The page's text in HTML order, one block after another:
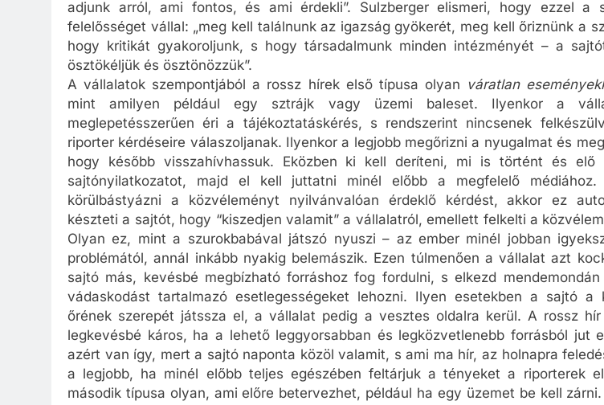
adjunk arról, ami fontos, és ami érdekli”. Sulzberger elismeri, hogy ezzel a
felelősséget vállal: „meg kell találnunk az igazság gyökerét, meg kell őriznünk a
hogy kritikát gyakoroljunk, s hogy társadalmunk minden intézményét – a
ösztökéljük és ösztönözzük”.
A vállalatok szempontjából a rossz hírek első típusa olyan váratlan
mint amilyen például egy sztrájk vagy üzemi baleset. Ilyenkor a
meglepetésszerűen éri a tájékoztatáskérés, s rendszerint nincsenek
riporter kérdéseire válaszoljanak. Ilyenkor a legjobb megőrizni a nyugalmat és
hogy később visszahívhassuk. Eközben ki kell deríteni, mi is történt és elő
sajtónyilatkozatot, majd el kell juttatni minél előbb a megfelelő médiához.
körülbástyázni a közvéleményt nyilvánvalóan érdeklő kérdést, akkor ez
készteti a sajtót, hogy “kiszedjen valamit” a vállalatról, emellett felkelti a
Olyan ez, mint a szurokbabával játszó nyuszi – az ember minél jobban
problémától, annál inkább nyakig belemászik. Ezen túlmenően a vállalat azt
sajtó más, kevésbé megbízható forráshoz fog fordulni, s elkezd
vádaskodást tartalmazó esetlegességeket lehozni. Ilyen esetekben a sajtó a
őrének szerepét játssza el, a vállalat pedig a vesztes oldalra kerül. A rossz
legkevésbé káros, ha a lehető leggyorsabban és legközvetlenebb forrásból jut
azért van így, mert a sajtó naponta közöl valamit, s ami ma hír, az holnapra
a legjobb, ha minél előbb teljes egészében feltárjuk a tényeket a riporterek
második típusa olyan, ami előre betervezhet, például ha egy üzemet be kell